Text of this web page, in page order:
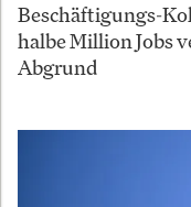
Beschäftigungs-
halbe Million Jobs
Abgrund